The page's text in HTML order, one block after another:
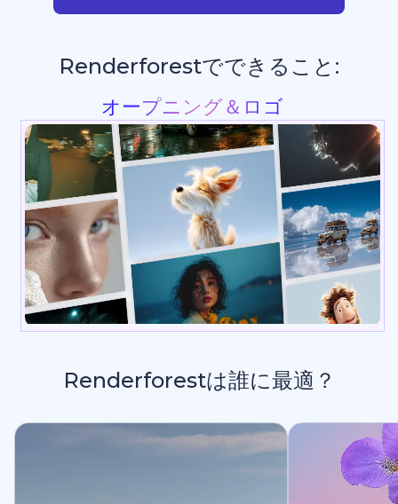
Renderforestでできること:
プレゼンテーション
Renderforestは誰に最適？